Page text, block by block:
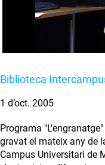
Biblioteca
1 d’oct. 2005
Programa
gravat el mateix any de
Campus Universitari de